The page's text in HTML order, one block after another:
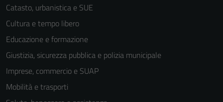
Catasto, urbanistica e SUE
Cultura e tempo libero
Educazione e formazione
Giustizia, sicurezza pubblica e polizia municipale
Imprese, commercio e SUAP
Mobilità e trasporti